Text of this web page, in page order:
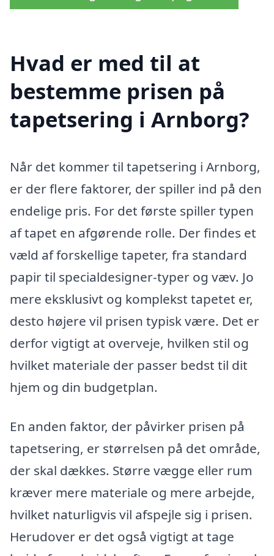
Hvad er med til at
bestemme prisen på
tapetsering i Arnborg?
Når det kommer til tapetsering i Arnborg,
er der flere faktorer, der spiller ind på den
endelige pris. For det første spiller typen
af tapet en afgørende rolle. Der findes et
væld af forskellige tapeter, fra standard
papir til specialdesigner-typer og væv. Jo
mere eksklusivt og komplekst tapetet er,
desto højere vil prisen typisk være. Det er
derfor vigtigt at overveje, hvilken stil og
hvilket materiale der passer bedst til dit
hjem og din budgetplan.
En anden faktor, der påvirker prisen på
tapetsering, er størrelsen på det område,
der skal dækkes. Større vægge eller rum
kræver mere materiale og mere arbejde,
hvilket naturligvis vil afspejle sig i prisen.
Herudover er det også vigtigt at tage